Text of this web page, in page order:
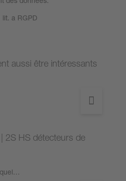
a RGPD
aussi être intéressants
2S HS détecteurs de